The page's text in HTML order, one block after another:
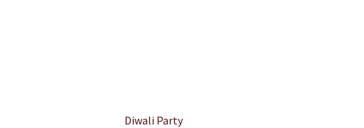
Diwali Party